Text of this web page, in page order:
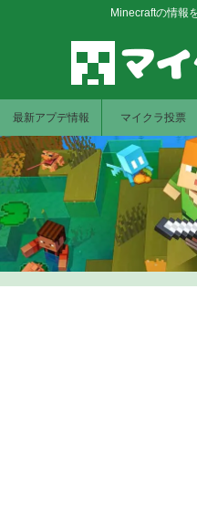
Minecraftの情報
最新アプデ情報 マイクラ投票